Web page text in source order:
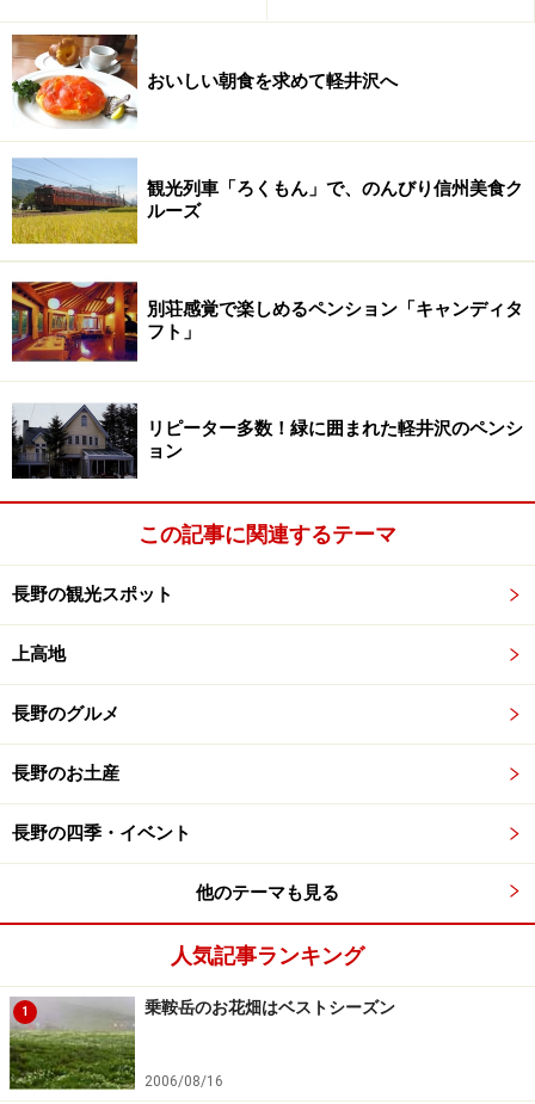
おいしい朝食を求めて軽井沢へ
観光列車「ろくもん」で、のんびり信州美食ク
ルーズ
別荘感覚で楽しめるペンション「キャンディタ
フト」
リピーター多数！緑に囲まれた軽井沢のペンシ
ョン
この記事に関連するテーマ
長野の観光スポット
上高地
長野のグルメ
長野のお土産
長野の四季・イベント
他のテーマも見る
人気記事ランキング
1 乗鞍岳のお花畑はベストシーズン
2006/08/16